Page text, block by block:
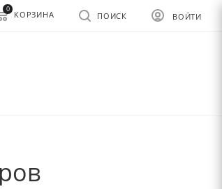
ВОЙТИ
ПОИСК
0
КОРЗИНА